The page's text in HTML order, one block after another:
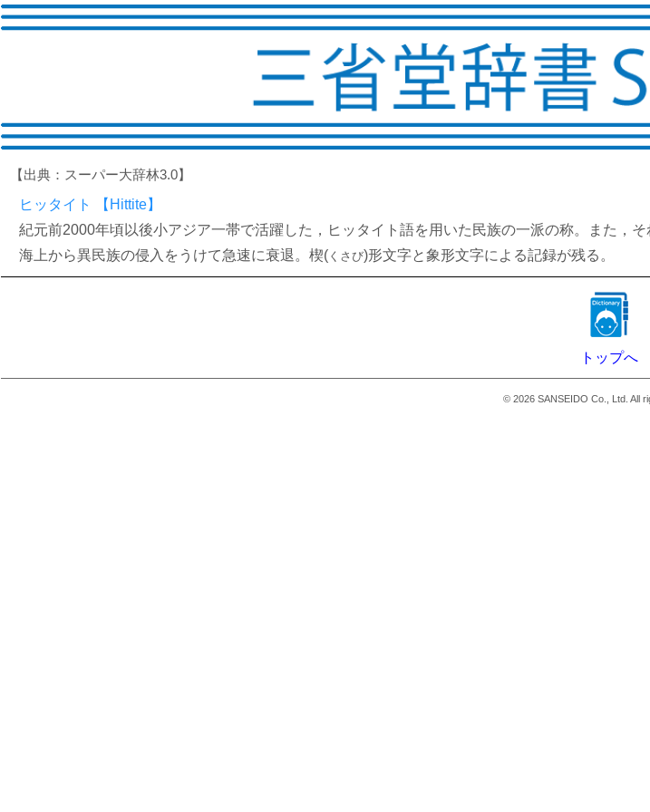
【出典：スーパー大辞林3.0】
ヒッタイト 【Hittite】
紀元前2000年頃以後小アジア一帯で活躍した，ヒッタイト語を用いた民族の一派の称。また，
海上から異民族の侵入をうけて急速に衰退。楔( くさび)形文字と象形文字による記録が残る。
トップへ
© 2026SANSEIDO Co., Ltd. All